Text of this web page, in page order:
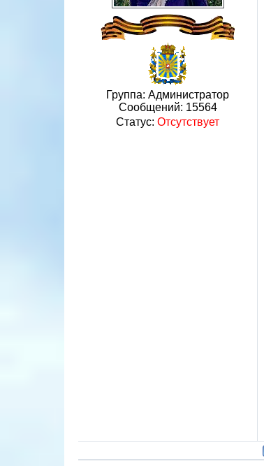
Группа: Администратор
Сообщений: 15564
Статус: Отсутствует